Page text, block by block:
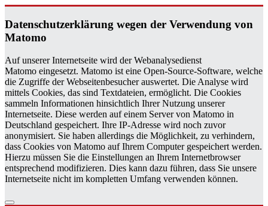
Daten­schutzerklärung wegen der Ver­wen­dung von
Matomo
Auf unserer Internetseite wird der Webanalysedienst
Matomo eingesetzt. Matomo ist eine Open-Source-Software, welche
die Zugriffe der Webseitenbesucher auswertet. Die Analyse wird
mittels Cookies, das sind Textdateien, ermöglicht. Die Cookies
sammeln Informationen hinsichtlich Ihrer Nutzung unserer
Internetseite. Diese werden auf einem Server von Matomo in
Deutschland gespeichert. Ihre IP-Adresse wird noch zuvor
anonymisiert. Sie haben allerdings die Möglichkeit, zu verhindern,
dass Cookies von Matomo auf Ihrem Computer gespeichert werden.
Hierzu müssen Sie die Einstellungen an Ihrem Internetbrowser
entsprechend modifizieren. Dies kann dazu führen, dass Sie unsere
Internetseite nicht im kompletten Umfang verwenden können.